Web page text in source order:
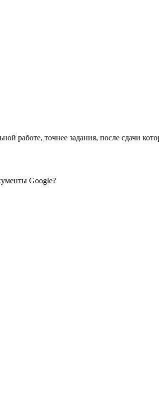
работе, точнее задания, после сдачи
Google?